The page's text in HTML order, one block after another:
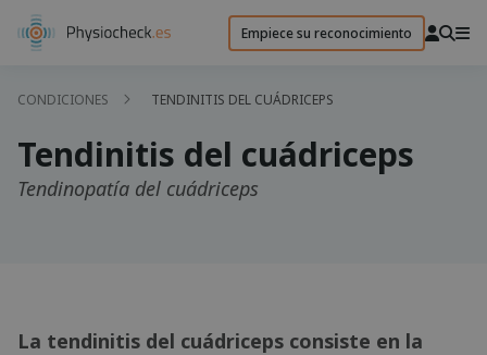
Empiece su reconocimiento
CONDICIONES TENDINITIS DEL CUÁDRICEPS
Tendinitis del cuádriceps
Tendinopatía del cuádriceps
La tendinitis del cuádriceps consiste en la